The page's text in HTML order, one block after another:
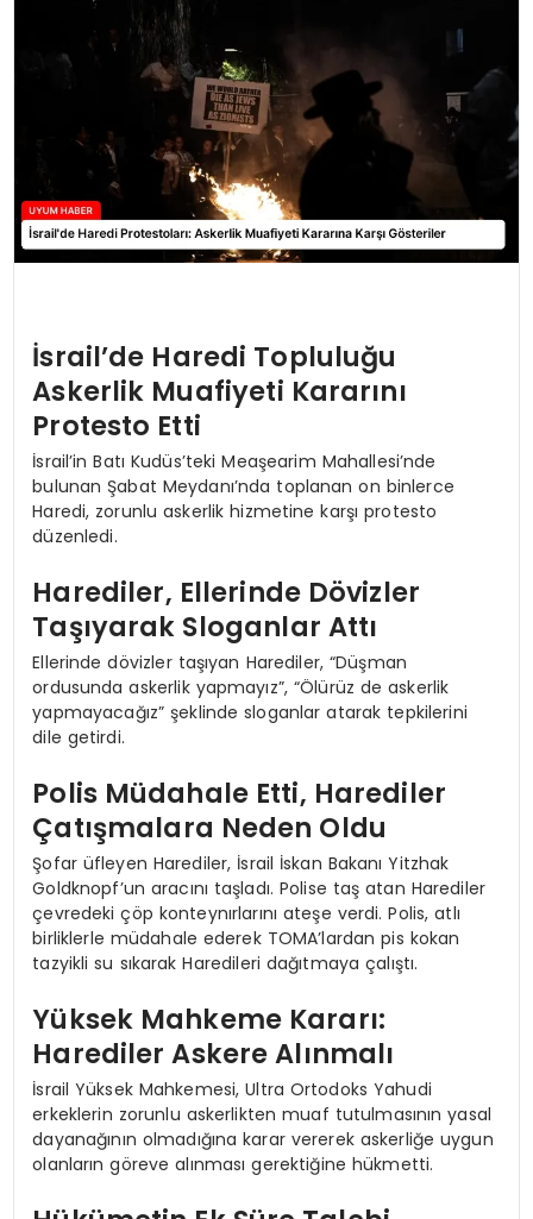
İsrail’de Haredi Topluluğu
Askerlik Muafiyeti Kararını
Protesto Etti
İsrail’in Batı Kudüs’teki Meaşearim Mahallesi’nde
bulunan Şabat Meydanı’nda toplanan on binlerce
Haredi, zorunlu askerlik hizmetine karşı protesto
düzenledi.
Harediler, Ellerinde Dövizler
Taşıyarak Sloganlar Attı
Ellerinde dövizler taşıyan Harediler, “Düşman
ordusunda askerlik yapmayız”, “Ölürüz de askerlik
yapmayacağız” şeklinde sloganlar atarak tepkilerini
dile getirdi.
Polis Müdahale Etti, Harediler
Çatışmalara Neden Oldu
Şofar üfleyen Harediler, İsrail İskan Bakanı Yitzhak
Goldknopf’un aracını taşladı. Polise taş atan Harediler
çevredeki çöp konteynırlarını ateşe verdi. Polis, atlı
birliklerle müdahale ederek TOMA’lardan pis kokan
tazyikli su sıkarak Haredileri dağıtmaya çalıştı.
Yüksek Mahkeme Kararı:
Harediler Askere Alınmalı
İsrail Yüksek Mahkemesi, Ultra Ortodoks Yahudi
erkeklerin zorunlu askerlikten muaf tutulmasının yasal
dayanağının olmadığına karar vererek askerliğe uygun
olanların göreve alınması gerektiğine hükmetti.